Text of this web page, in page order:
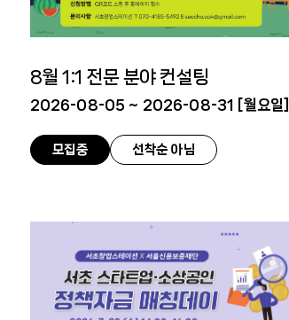
8월 1:1 전문 분야 컨설팅
2026-08-05 ~ 2026-08-31 [월요일]
모집중 선착순 아님